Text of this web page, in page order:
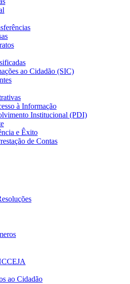
ao Cidadão (SIC)
à Informação
Institucional (PDI)
e Êxito
de Contas
ao Cidadão